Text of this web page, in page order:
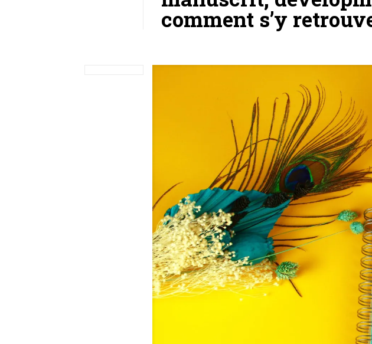
comment s’y